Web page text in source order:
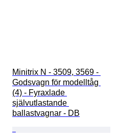
Minitrix N - 3509, 3569 -
Godsvagn för modelltåg
(4) - Fyraxlade
självutlastande
ballastvagnar - DB